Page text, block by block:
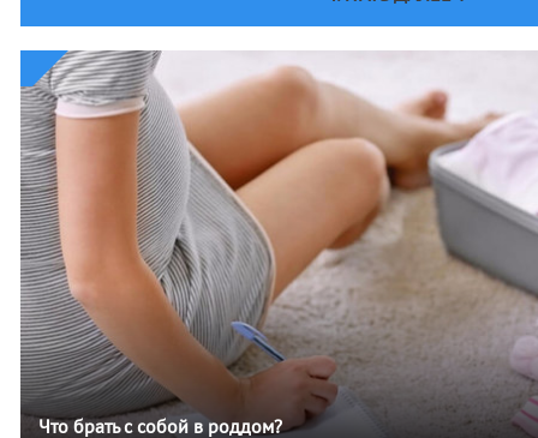
Что брать с собой в роддом?